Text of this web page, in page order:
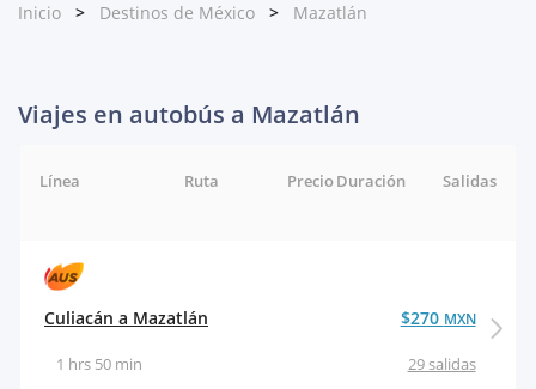
Inicio Destinos de México Mazatlán
Viajes en autobús a Mazatlán
Línea Ruta Salidas
Duración
Precio
Culiacán a Mazatlán
29 salidas
1 hrs 50 min
$270 MXN